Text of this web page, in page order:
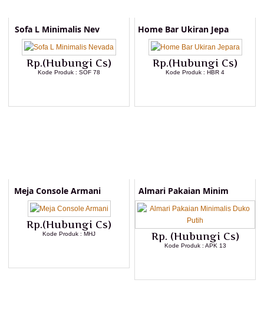
Sofa L Minimalis Nev
Rp.(Hubungi Cs)
Kode Produk : SOF 78
Home Bar Ukiran Jepa
Rp.(Hubungi Cs)
Kode Produk : HBR 4
Meja Console Armani
Rp.(Hubungi Cs)
Kode Produk : MHJ
Almari Pakaian Minim
Rp. (Hubungi Cs)
Kode Produk : APK 13